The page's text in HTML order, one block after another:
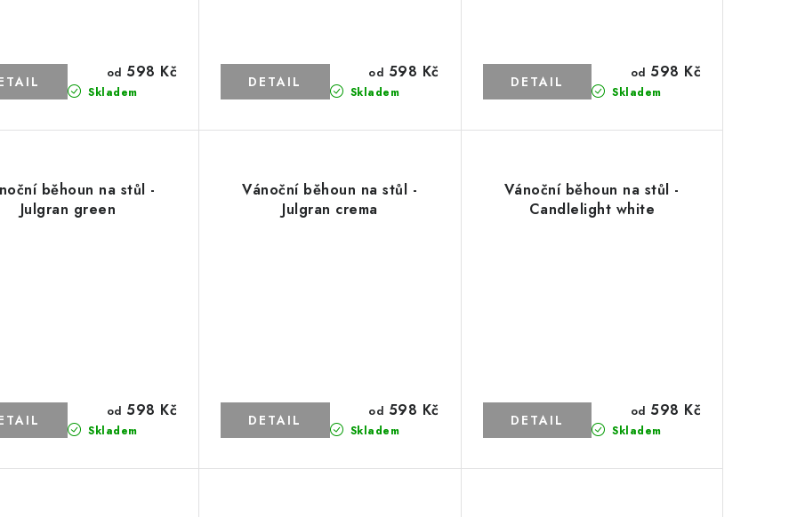
Skladem
od 598 Kč
Skladem
od 598 Kč
Skladem
od 598 Kč
běhoun na stůl -
Julgran green
Skladem
od 598 Kč
Vánoční běhoun na stůl -
Julgran crema
Skladem
od 598 Kč
Vánoční běhoun na stůl -
Candlelight white
Skladem
od 598 Kč